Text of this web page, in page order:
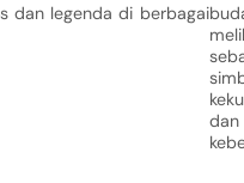
dan legenda di berbagai
dan